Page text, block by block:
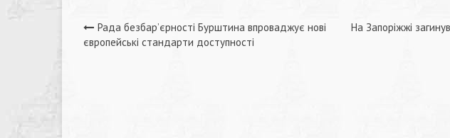
Навігація
Рада безбар’єрності Бурштина впроваджує нові
європейські стандарти доступності
На Запоріжжі